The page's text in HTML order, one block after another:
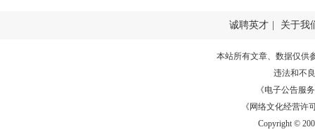
诚聘英才 | 关于我
本站所有文章、数据仅供
违法和不
《电子公告服务
《网络文化经营许
Copyright ©